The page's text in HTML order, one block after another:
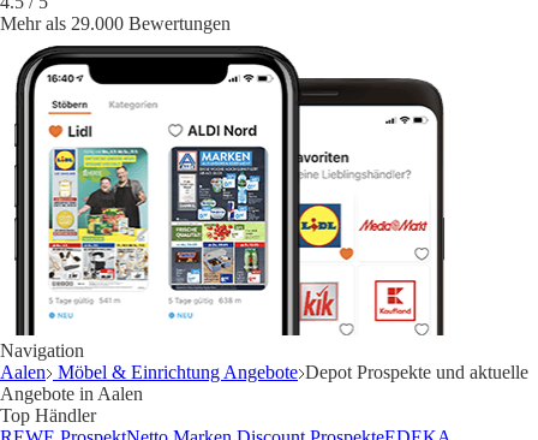
Mehr als 29.000 Bewertungen
Navigation
Aalen
Möbel & Einrichtung Angebote Depot Prospekte und aktuelle
Angebote in Aalen
Top Händler